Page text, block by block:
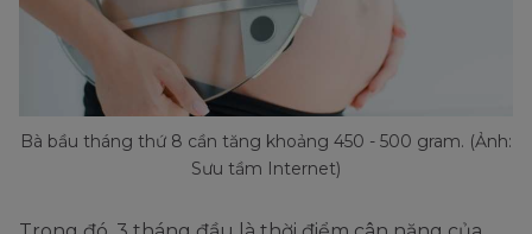
Bà bầu tháng thứ 8 cần tăng khoảng 450 - 500 gram. (Ảnh:
Sưu tầm Internet)